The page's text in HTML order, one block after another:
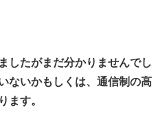
したがまだ分かりませんでし
ないかもしくは、通信制の高
ます。